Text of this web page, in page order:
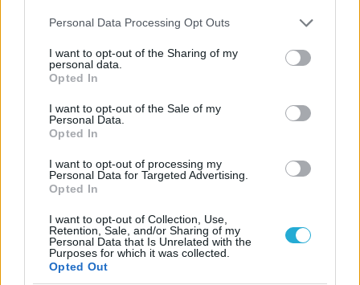
Please note that this website/app uses one or more Google
not limited to your visit or usage behaviour. You may click to
grant or deny consent to Google and its third-party tags to
use your data for below specified purposes in below Google
consent section.
Personal Data Processing Opt Outs
I want to opt-out of the Sharing of my
personal data.
Opted In
I want to opt-out of the Sale of my
Personal Data.
Opted In
I want to opt-out of processing my
Personal Data for Targeted Advertising.
Opted In
I want to opt-out of Collection, Use,
Retention, Sale, and/or Sharing of my
Personal Data that Is Unrelated with the
Purposes for which it was collected.
Opted Out